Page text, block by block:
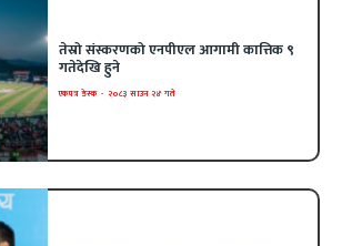
तेस्रो संस्करणको एनपीएल आगामी कात्तिक ९
गतेदेखि हुने
एकपत्र डेस्क - २०८३ साउन २४ गते